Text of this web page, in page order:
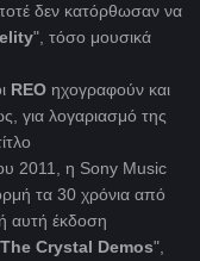
δεν κατόρθωσαν να
", τόσο μουσικά
REO ηχογραφούν και
για λογαριασμό της
2011, η Sony Music
τα 30 χρόνια από
αυτή έκδοση
The Crystal Demos",